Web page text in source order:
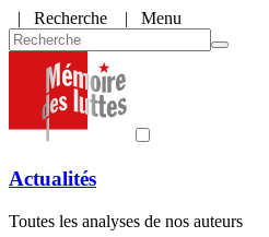
| Recherche | Menu
Actualités
Toutes les analyses de nos auteurs